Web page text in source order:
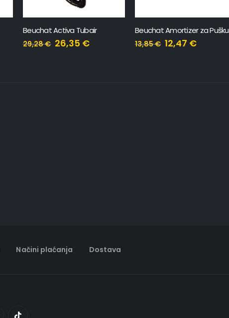
Beuchat Activa Tubair
29,28€ 26,35 €
Beuchat Amortizer za Pušku
13,85€ 12,47 €
Načini plaćanja Dostava